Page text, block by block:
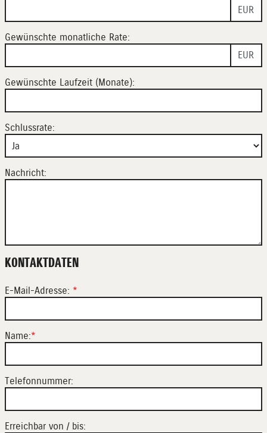
EUR
Gewünschte monatliche Rate:
EUR
Gewünschte Laufzeit (Monate):
Schlussrate:
Nachricht:
KONTAKTDATEN
E-Mail-Adresse: *
Name:*
Telefonnummer:
Erreichbar von / bis: